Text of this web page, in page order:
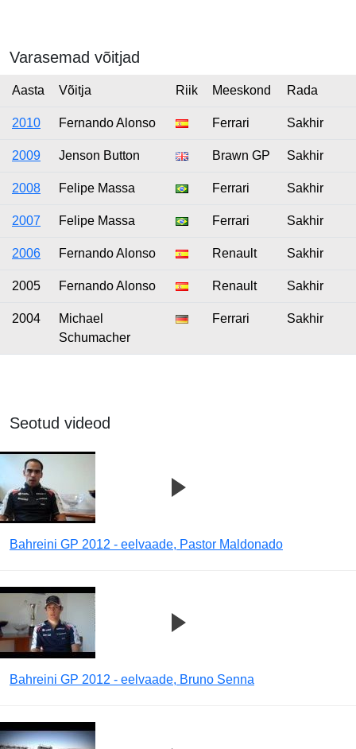
Varasemad võitjad
Aasta Võitja Riik Meeskond Rada
2010 Fernando Alonso Ferrari Sakhir
2009 Jenson Button Brawn GP Sakhir
2008 Felipe Massa Ferrari Sakhir
2007 Felipe Massa Ferrari Sakhir
2006 Fernando Alonso Renault Sakhir
2005 Fernando Alonso Renault Sakhir
2004
Michael
Schumacher
Ferrari Sakhir
Seotud videod
Bahreini GP 2012 - eelvaade, Pastor Maldonado
Bahreini GP 2012 - eelvaade, Bruno Senna